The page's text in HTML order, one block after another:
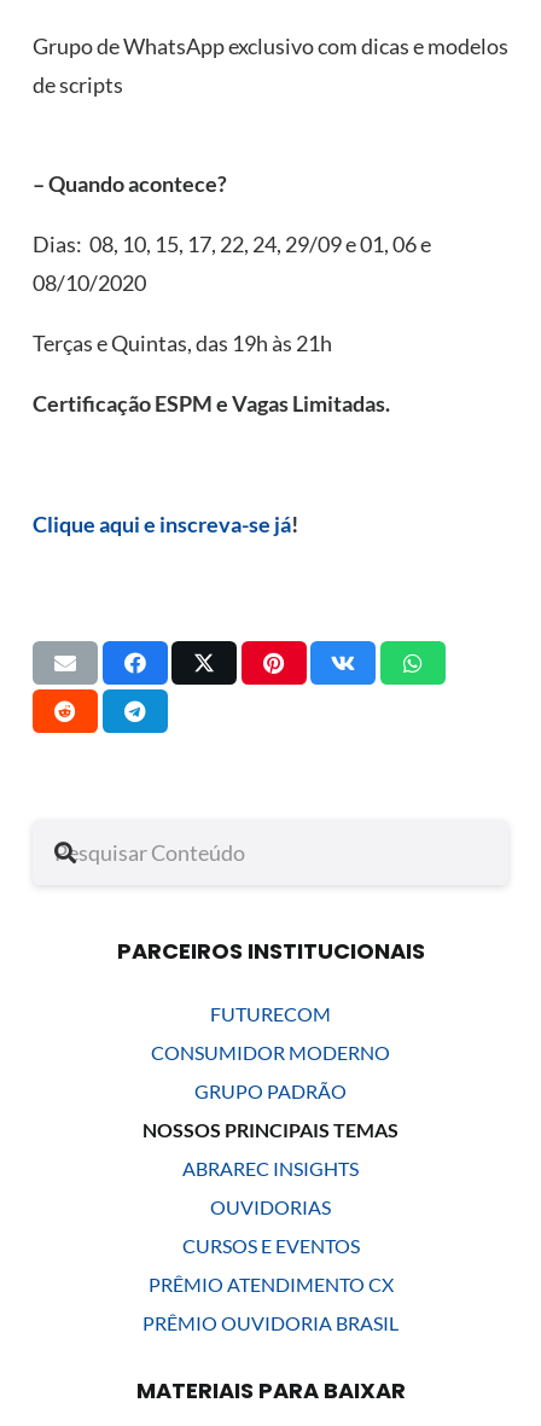
Grupo de WhatsApp exclusivo com dicas e modelos
de scripts
– Quando acontece?
Dias: 08, 10, 15, 17, 22, 24, 29/09 e 01, 06 e
08/10/2020
Terças e Quintas, das 19h às 21h
Certificação ESPM e Vagas Limitadas.
Clique aqui e inscreva-se já!
PARCEIROS INSTITUCIONAIS
FUTURECOM
CONSUMIDOR MODERNO
GRUPO PADRÃO
NOSSOS PRINCIPAIS TEMAS
ABRAREC INSIGHTS
OUVIDORIAS
CURSOS E EVENTOS
PRÊMIO ATENDIMENTO CX
PRÊMIO OUVIDORIA BRASIL
MATERIAIS PARA BAIXAR